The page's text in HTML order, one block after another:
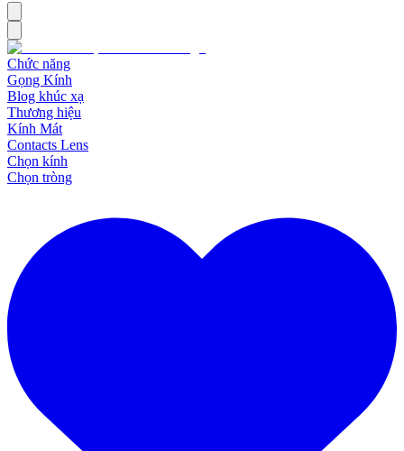
Chức năng
Gọng Kính
Blog khúc xạ
Thương hiệu
Kính Mát
Contacts Lens
Chọn kính
Chọn tròng